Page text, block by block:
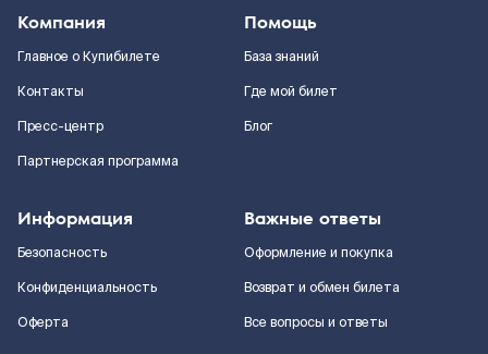
Компания
Главное о Купибилете
Контакты
Пресс-центр
Партнерская программа
Помощь
База знаний
Где мой билет
Блог
Информация
Безопасность
Конфиденциальность
Оферта
Важные ответы
Оформление и покупка
Возврат и обмен билета
Все вопросы и ответы